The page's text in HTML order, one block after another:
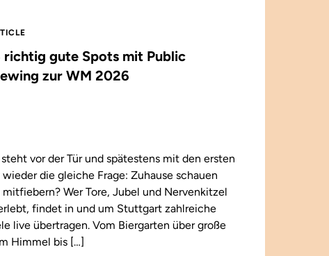
richtig gute Spots mit Public
zur WM 2026
vor der Tür und spätestens mit den ersten
die gleiche Frage: Zuhause schauen
Wer Tore, Jubel und Nervenkitzel
findet in und um Stuttgart zahlreiche
live übertragen. Vom Biergarten über große
Himmel bis […]